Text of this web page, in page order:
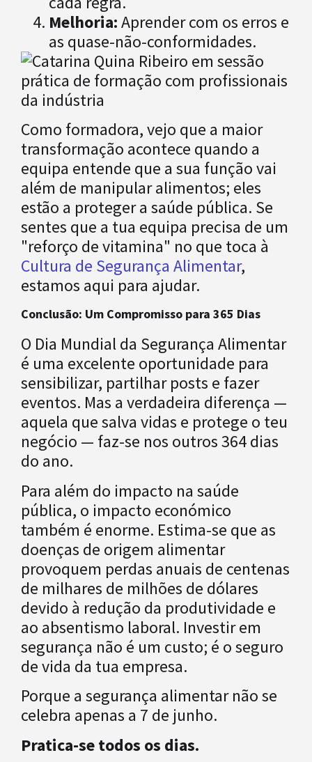
Melhoria:Aprender com os erros e
as quase-não-conformidades.
Como formadora, vejo que a maior
transformação acontece quando a
equipa entende que a sua função vai
além de manipular alimentos; eles
estão a proteger a saúde pública. Se
sentes que a tua equipa precisa de um
"reforço de vitamina" no que toca à
Cultura de Segurança Alimentar,
estamos aqui para ajudar.
Conclusão: Um Compromisso para 365 Dias
O Dia Mundial da Segurança Alimentar
é uma excelente oportunidade para
sensibilizar, partilhar posts e fazer
eventos. Mas a verdadeira diferença —
aquela que salva vidas e protege o teu
negócio — faz-se nos outros 364 dias
do ano.
Para além do impacto na saúde
pública, o impacto económico
também é enorme. Estima-se que as
doenças de origem alimentar
provoquem perdas anuais de centenas
de milhares de milhões de dólares
devido à redução da produtividade e
ao absentismo laboral. Investir em
segurança não é um custo; é o seguro
de vida da tua empresa.
Porque a segurança alimentar não se
celebra apenas a 7 de junho.
Pratica-se todos os dias.